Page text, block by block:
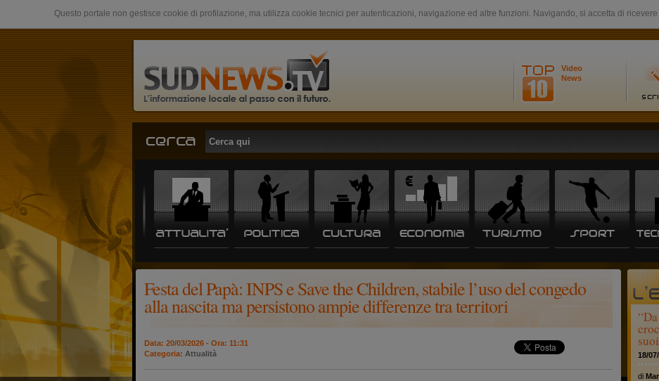
Questo portale non gestisce cookie di profilazione, ma utilizza cookie tecnici per autenticazioni, navigazione ed altre funzioni. Navigando, si accetta di
Video
News
Festa del Papà: INPS e Save the Children, stabile l’uso del congedo
alla nascita ma persistono ampie differenze tra territori
Data: 20/03/2026 - Ora: 11:31
Categoria: Attualità 18/
di